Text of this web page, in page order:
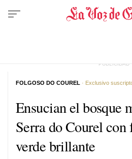
Ensucian el bosque
Serra do Courel
verde brillante
FOLGOSO DO COUREL · Exclusivo